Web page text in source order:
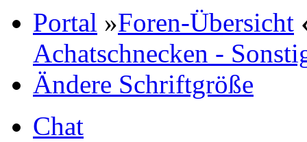
Portal »Foren-Übersicht
Achatschnecken -
Ändere Schriftgröße
Chat